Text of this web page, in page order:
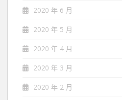
2020 年 6 月
2020 年 5 月
2020 年 4 月
2020 年 3 月
2020 年 2 月